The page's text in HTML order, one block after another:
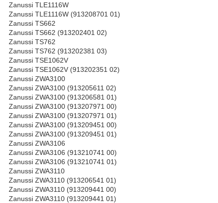
Zanussi TLE1116W
Zanussi TLE1116W (913208701 01)
Zanussi TS662
Zanussi TS662 (913202401 02)
Zanussi TS762
Zanussi TS762 (913202381 03)
Zanussi TSE1062V
Zanussi TSE1062V (913202351 02)
Zanussi ZWA3100
Zanussi ZWA3100 (913205611 02)
Zanussi ZWA3100 (913206581 01)
Zanussi ZWA3100 (913207971 00)
Zanussi ZWA3100 (913207971 01)
Zanussi ZWA3100 (913209451 00)
Zanussi ZWA3100 (913209451 01)
Zanussi ZWA3106
Zanussi ZWA3106 (913210741 00)
Zanussi ZWA3106 (913210741 01)
Zanussi ZWA3110
Zanussi ZWA3110 (913206541 01)
Zanussi ZWA3110 (913209441 00)
Zanussi ZWA3110 (913209441 01)